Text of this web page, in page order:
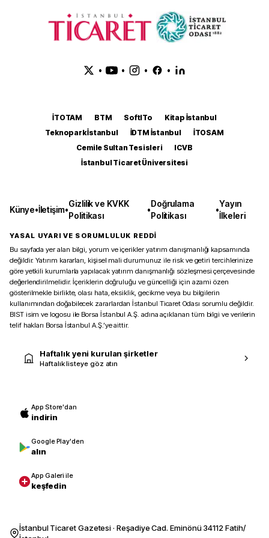
• • • •
İTOTAM BTM SoftITo
Kitap İstanbul
Teknopark İstanbul
İDTM İstanbul
İTOSAM
Cemile Sultan Tesisleri
ICVB
İstanbul Ticaret Üniversitesi
Künye•İletişim•
Gizlilik ve KVKK
Politikası
•
Doğrulama
Politikası
•
Yayın
İlkeleri
YASAL UYARI VE SORUMLULUK REDDİ
Bu sayfada yer alan bilgi, yorum ve içerikler yatırım danışmanlığı kapsamında
değildir. Yatırım kararları, kişisel mali durumunuz ile risk ve getiri tercihlerinize
göre yetkili kurumlarla yapılacak yatırım danışmanlığı sözleşmesi çerçevesinde
değerlendirilmelidir. İçeriklerin doğruluğu ve güncelliği için azami özen
gösterilmekle birlikte, olası hata, eksiklik, gecikme veya bu bilgilerin
kullanımından doğabilecek zararlardan İstanbul Ticaret Odası sorumlu değildir.
BIST isim ve logosu ile Borsa İstanbul A.Ş. adına açıklanan tüm bilgi ve verilerin
telif hakları Borsa İstanbul A.Ş.’ye aittir.
Haftalık yeni kurulan şirketler
Haftalık listeye göz atın
App Store'dan
indirin
Google Play'den
alın
App Galeri ile
keşfedin
İstanbul Ticaret Gazetesi · Reşadiye Cad. Eminönü 34112 Fatih/